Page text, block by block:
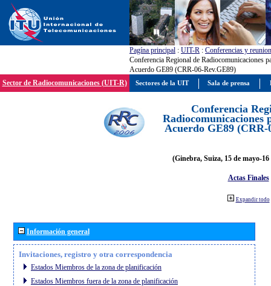
Pagína principal : UIT-R : Conferencias y
Conferencia Regional de Radiocomunicaciones
Acuerdo GE89 (CRR-06-Rev.GE89)
Sector de Radiocomunicaciones (UIT-R)
Conferencia
Radiocomunicaciones
Acuerdo GE89 (CRR-
(Ginebra, Suiza, 15 de mayo-
Actas Finales
Expandir todo
Información general
Invitaciones, registro y otra correspondencia
Estados Miembros de la zona de planificación
Estados Miembros fuera de la zona de planificación
Sectores de la UIT Sala de prensa